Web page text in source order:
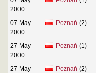
2000
07 May
2000
Poznań (2)
27 May
2000
Poznań (1)
27 May
Poznań (2)